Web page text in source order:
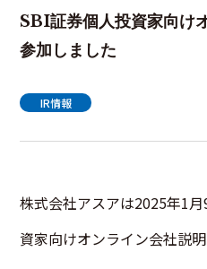
SBI証券個人投資家向け
参加しました
IR情報
株式会社アスアは2025年1
資家向けオンライン会社説